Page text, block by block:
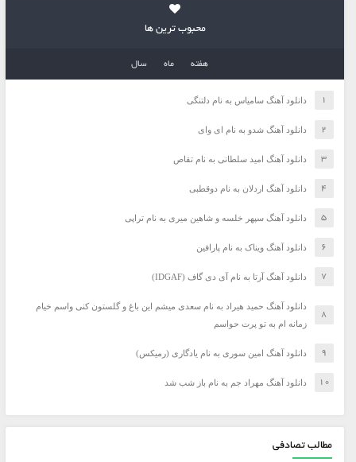
محبوب ترین ها
هفته ماه سال
دانلود آهنگ سامیاس به نام دلتنگی
دانلود آهنگ شدو به نام ای وای
دانلود آهنگ امید سلطانی به نام تقاص
دانلود آهنگ اردلان به نام دوقطبی
دانلود آهنگ سپهر خلسه و شاهین میری به نام تراپی
دانلود آهنگ ویناک به نام پارافین
دانلود آهنگ آرتا به نام آی دی گاف (IDGAF)
دانلود آهنگ حمید هیراد به نام سعدی میشم این باغ و گلستون کنی واسم خیام
زمانه ام به تو پرت حواسم
دانلود آهنگ امین سوری به نام یادگاری (رمیکس)
دانلود آهنگ مهراد جم به نام باز شب شد
مطالب تصادفی